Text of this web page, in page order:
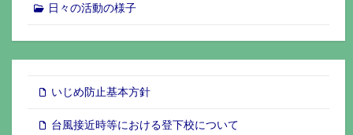
日々の活動の様子
いじめ防止基本方針
台風接近時等における登下校について